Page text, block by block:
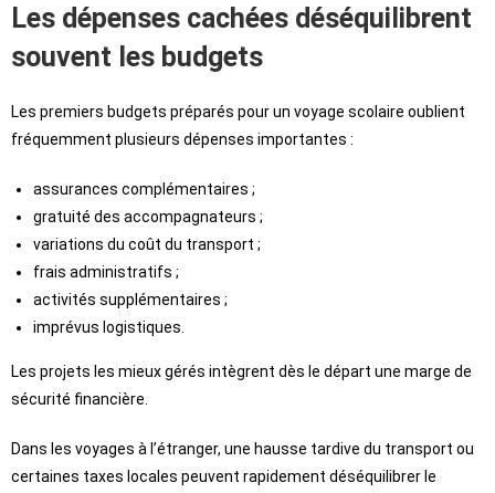
Les dépenses cachées déséquilibrent
souvent les budgets
Les premiers budgets préparés pour un voyage scolaire oublient
fréquemment plusieurs dépenses importantes :
assurances complémentaires ;
gratuité des accompagnateurs ;
variations du coût du transport ;
frais administratifs ;
activités supplémentaires ;
imprévus logistiques.
Les projets les mieux gérés intègrent dès le départ une marge de
sécurité financière.
Dans les voyages à l’étranger, une hausse tardive du transport ou
certaines taxes locales peuvent rapidement déséquilibrer le